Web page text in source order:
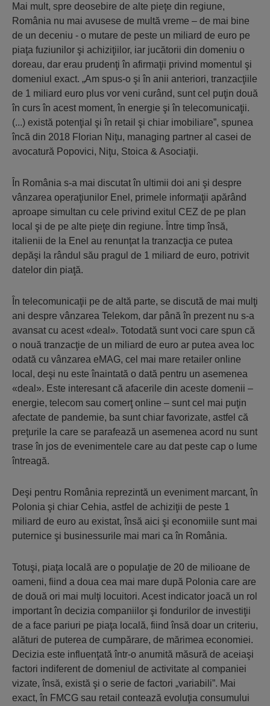
Mai mult, spre deosebire de alte pieţe din regiune,
România nu mai avusese de multă vreme – de mai bine
de un deceniu - o mutare de peste un miliard de euro pe
piaţa fuziunilor şi achiziţiilor, iar jucătorii din domeniu o
doreau, dar erau prudenţi în afirmaţii privind momentul şi
domeniul exact. „Am spus-o şi în anii anteriori, tranzacţiile
de 1 miliard euro plus vor veni curând, sunt cel puţin două
în curs în acest moment, în energie şi în telecomunicaţii.
(...) există potenţial şi în retail şi chiar imobiliare”, spunea
încă din 2018 Florian Niţu, managing partner al casei de
avocatură Popovici, Niţu, Stoica & Asociaţii.
În România s-a mai discutat în ultimii doi ani şi despre
vânzarea operaţiunilor Enel, primele informaţii apărând
aproape simultan cu cele privind exitul CEZ de pe plan
local şi de pe alte pieţe din regiune. Între timp însă,
italienii de la Enel au renunţat la tranzacţia ce putea
depăşi la rândul său pragul de 1 miliard de euro, potrivit
datelor din piaţă.
În telecomunicaţii pe de altă parte, se discută de mai mulţi
ani despre vânzarea Telekom, dar până în prezent nu s-a
avansat cu acest «deal». Totodată sunt voci care spun că
o nouă tranzacţie de un miliard de euro ar putea avea loc
odată cu vânzarea eMAG, cel mai mare retailer online
local, deşi nu este înaintată o dată pentru un asemenea
«deal». Este interesant că afacerile din aceste domenii –
energie, telecom sau comerţ online – sunt cel mai puţin
afectate de pandemie, ba sunt chiar favorizate, astfel că
preţurile la care se parafează un asemenea acord nu sunt
trase în jos de evenimentele care au dat peste cap o lume
întreagă.
Deşi pentru România reprezintă un eveniment marcant, în
Polonia şi chiar Cehia, astfel de achiziţii de peste 1
miliard de euro au existat, însă aici şi economiile sunt mai
puternice şi businessurile mai mari ca în România.
Totuşi, piaţa locală are o populaţie de 20 de milioane de
oameni, fiind a doua cea mai mare după Polonia care are
de două ori mai mulţi locuitori. Acest indicator joacă un rol
important în decizia companiilor şi fondurilor de investiţii
de a face pariuri pe piaţa locală, fiind însă doar un criteriu,
alături de puterea de cumpărare, de mărimea economiei.
Decizia este influenţată într-o anumită măsură de aceiaşi
factori indiferent de domeniul de activitate al companiei
vizate, însă, există şi o serie de factori „variabili”. Mai
exact, în FMCG sau retail contează evoluţia consumului